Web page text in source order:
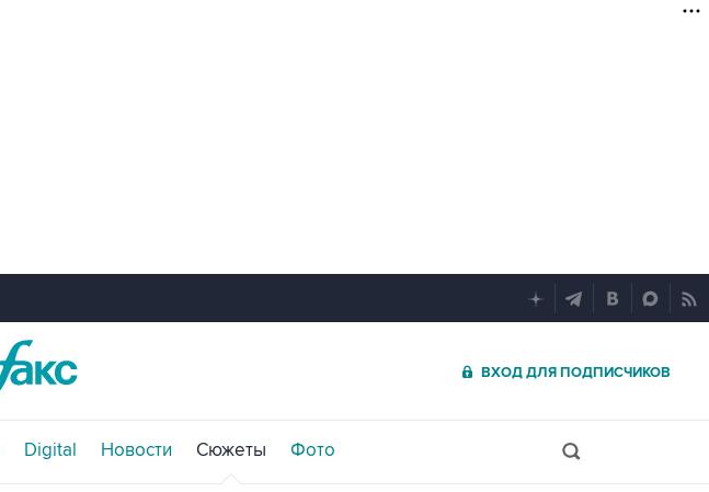
ВХОД ДЛЯ ПОДПИСЧИКОВ
Digital Новости Сюжеты Фото